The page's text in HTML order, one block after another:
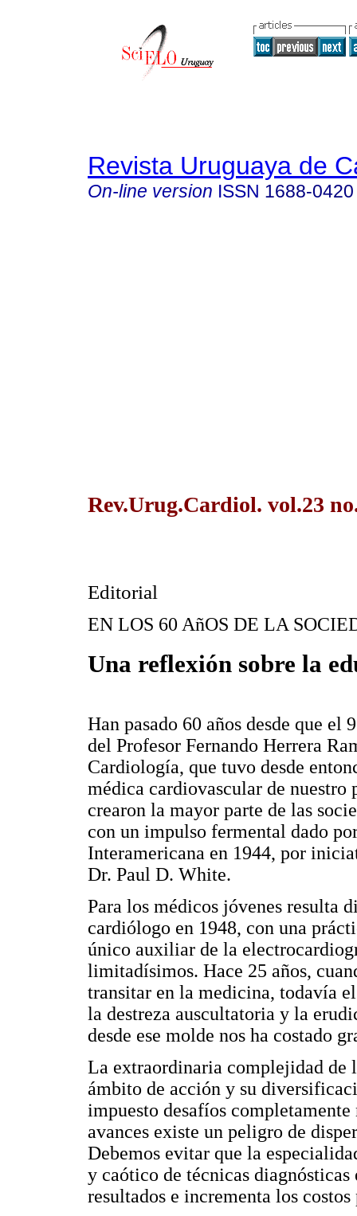
Revista Uruguaya de
On-line version ISSN 1688-0420
Rev.Urug.Cardiol. vol.23
Editorial
EN LOS 60 AñOS DE LA
Una reflexión sobre la
Han pasado 60 años desde que
del Profesor Fernando Herrera
Cardiología, que tuvo desde
médica cardiovascular de nuestro
crearon la mayor parte de las
con un impulso fermental dado
Interamericana en 1944, por
Dr. Paul D. White.
Para los médicos jóvenes resulta
cardiólogo en 1948, con una
único auxiliar de la
limitadísimos. Hace 25 años,
transitar en la medicina, todavía
la destreza auscultatoria y la
desde ese molde nos ha costado
La extraordinaria complejidad de
ámbito de acción y su
impuesto desafíos completamente
avances existe un peligro de
Debemos evitar que la
y caótico de técnicas
resultados e incrementa los